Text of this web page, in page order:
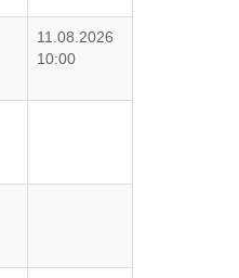
11.08.2026
10:00